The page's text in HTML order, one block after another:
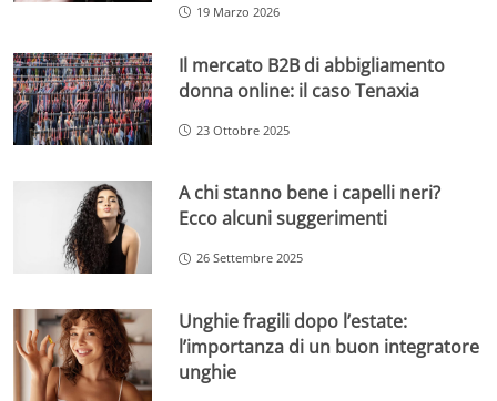
19 Marzo 2026
Il mercato B2B di abbigliamento
donna online: il caso Tenaxia
23 Ottobre 2025
A chi stanno bene i capelli neri?
Ecco alcuni suggerimenti
26 Settembre 2025
Unghie fragili dopo l’estate:
l’importanza di un buon integratore
unghie